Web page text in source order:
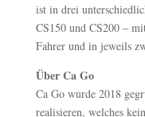
ist in drei
CS150 und CS200 –
Fahrer und in jeweils
Über Ca Go
Ca Go wurde 2018
realisieren, welches